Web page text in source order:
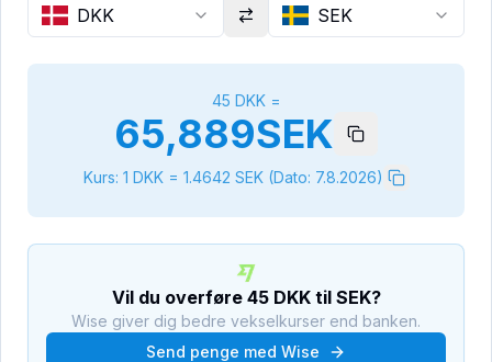
DKK SEK
45 DKK=
65,889SEK
Kurs: 1 DKK= 1.4642 SEK(Dato: 7.8.2026)
Vil du overføre 45 DKKtil SEK?
Wise giver dig bedre vekselkurser end banken.
Send penge med Wise